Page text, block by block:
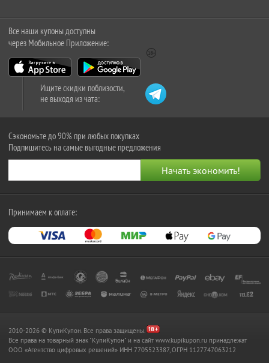
Все наши купоны доступны
через Мобильное Приложение:
Ищите скидки поблизости,
не выходя из чата:
Сэкономьте до 90% при любых покупках
Подпишитесь на самые выгодные предложения
Принимаем к оплате:
2010-2026 © КупиКупон. Все права защищены.
Все права на товарный знак "КупиКупон" и на сайт www.kupikupon.ru принадлежат
OOO «Агентство цифровых решений» ИНН 7705523387, ОГРН 1127747063212